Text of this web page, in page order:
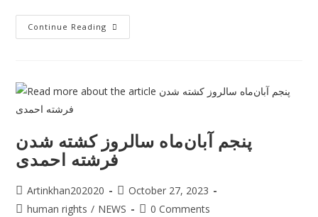
Continue Reading
پنجم آبان‌ماه سالروز کشته شدن
فرشته احمدی
Artinkhan202020
October 27, 2023
human rights / NEWS 0 Comments